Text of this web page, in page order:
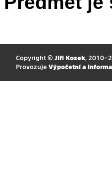
Copyright © Jiří Kosek,
Provozuje Výpočetní a